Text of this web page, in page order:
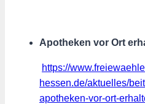
Apotheken vor Ort
https://
hessen.de/aktuelles/
apotheken-vor-ort-